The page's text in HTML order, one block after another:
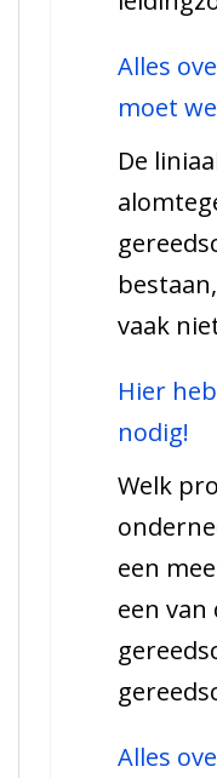
Alles
moet
De
vaak
Hier
nodig!
Welk
een
een
Alles